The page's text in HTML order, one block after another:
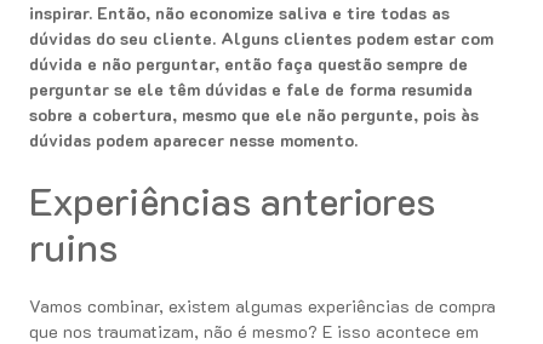
inspirar. Então, não economize saliva e tire todas as
dúvidas do seu cliente. Alguns clientes podem estar com
dúvida e não perguntar, então faça questão sempre de
perguntar se ele têm dúvidas e fale de forma resumida
sobre a cobertura, mesmo que ele não pergunte, pois às
dúvidas podem aparecer nesse momento.
Experiências anteriores
ruins
Vamos combinar, existem algumas experiências de compra
que nos traumatizam, não é mesmo? E isso acontece em